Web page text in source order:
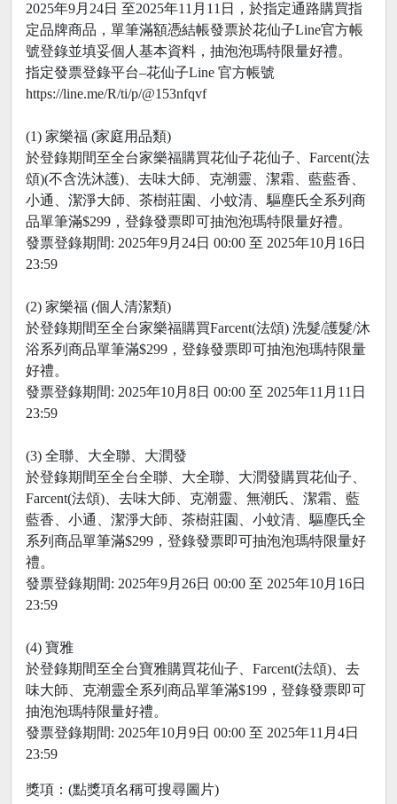
2025年9月24日 至2025年11月11日，於指定通路購買指
定品牌商品，單筆滿額憑結帳發票於花仙子Line官方帳
號登錄並填妥個人基本資料，抽泡泡瑪特限量好禮。
指定發票登錄平台–花仙子Line 官方帳號
https://line.me/R/ti/p/@153nfqvf
(1) 家樂福 (家庭用品類)
於登錄期間至全台家樂福購買花仙子花仙子、Farcent(法
頌)(不含洗沐護)、去味大師、克潮靈、潔霜、藍藍香、
小通、潔淨大師、茶樹莊園、小蚊清、驅塵氏全系列商
品單筆滿$299，登錄發票即可抽泡泡瑪特限量好禮。
發票登錄期間: 2025年9月24日 00:00 至 2025年10月16日
23:59
(2) 家樂福 (個人清潔類)
於登錄期間至全台家樂福購買Farcent(法頌) 洗髮/護髮/沐
浴系列商品單筆滿$299，登錄發票即可抽泡泡瑪特限量
好禮。
發票登錄期間: 2025年10月8日 00:00 至 2025年11月11日
23:59
(3) 全聯、大全聯、大潤發
於登錄期間至全台全聯、大全聯、大潤發購買花仙子、
Farcent(法頌)、去味大師、克潮靈、無潮氏、潔霜、藍
藍香、小通、潔淨大師、茶樹莊園、小蚊清、驅塵氏全
系列商品單筆滿$299，登錄發票即可抽泡泡瑪特限量好
禮。
發票登錄期間: 2025年9月26日 00:00 至 2025年10月16日
23:59
(4) 寶雅
於登錄期間至全台寶雅購買花仙子、Farcent(法頌)、去
味大師、克潮靈全系列商品單筆滿$199，登錄發票即可
抽泡泡瑪特限量好禮。
發票登錄期間: 2025年10月9日 00:00 至 2025年11月4日
23:59
獎項：(點獎項名稱可搜尋圖片)